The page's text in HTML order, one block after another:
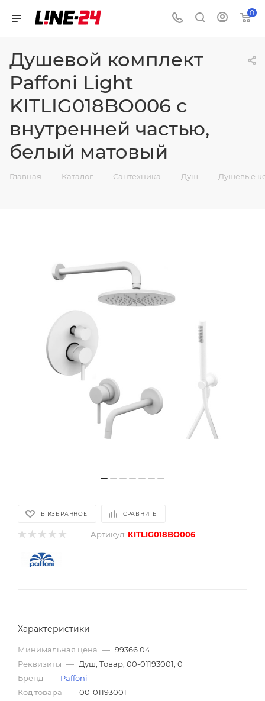
0
Душевой комплект
Paffoni Light
KITLIG018BO006 с
внутренней частью,
белый матовый
Главная — Каталог — Сантехника — Душ — Душевые
В ИЗБРАННОЕ СРАВНИТЬ
Артикул: KITLIG018BO006
Характеристики
Минимальная цена — 99366.04
Реквизиты — Душ, Товар, 00-01193001, 0
Бренд — Paffoni
Код товара — 00-01193001